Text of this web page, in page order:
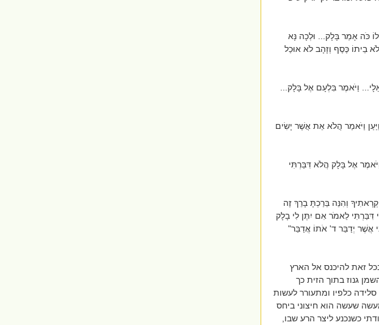
כֹּה אָמַר בָּלָק... וּלְכָה נָּא
בֵיתוֹ כֶּסֶף וְזָהָב לֹא אוּכַל
וַיֹּאמֶר בִּלְעָם אֶל בָּלָק...
וַיֹּאמַר הֲלֹא אֵת אֲשֶׁר יָשִׂים
אֶל בָּלָק הֲלֹא דִּבַּרְתִּי
וְהִנֵּה בֵּרַכְתָּ בָרֵךְ זֶה
לֵאמֹר אִם יִתֶּן לִי בָלָק
אֲשֶׁר יְדַבֵּר ד' אֹתוֹ אֲדַבֵּר"
זאת להיכנס אל הארץ
גנוז בתוך הזית כך
כלפיו ומתעורר לעשות
שעשה הוא חיצוני ביחס
כשנכנע ליצר הרע שבו,